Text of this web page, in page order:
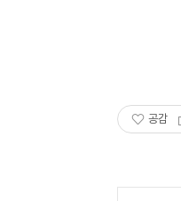
공감